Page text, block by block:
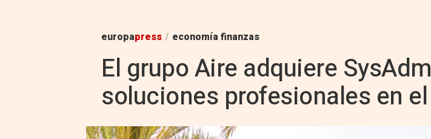
europapress / economía finanzas
El grupo Aire adquiere
soluciones profesionales en